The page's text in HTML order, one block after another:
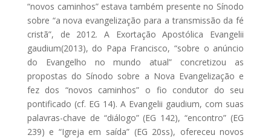
“novos caminhos” estava também presente no Sínodo
sobre “a nova evangelização para a transmissão da fé
cristã”, de 2012. A Exortação Apostólica Evangelii
gaudium(2013), do Papa Francisco, “sobre o anúncio
do Evangelho no mundo atual” concretizou as
propostas do Sínodo sobre a Nova Evangelização e
fez dos “novos caminhos” o fio condutor do seu
pontificado (cf. EG 14). A Evangelii gaudium, com suas
palavras-chave de “diálogo” (EG 142), “encontro” (EG
239) e “Igreja em saída” (EG 20ss), ofereceu novos